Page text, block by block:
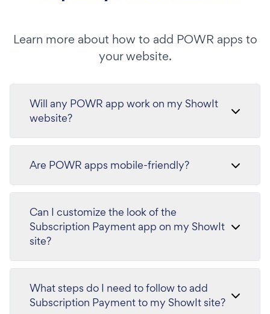
Learn more about how to add POWR apps to
your website.
Will any POWR app work on my ShowIt
website?
Are POWR apps mobile-friendly?
Can I customize the look of the
Subscription Payment app on my ShowIt
site?
What steps do I need to follow to add
Subscription Payment to my ShowIt site?